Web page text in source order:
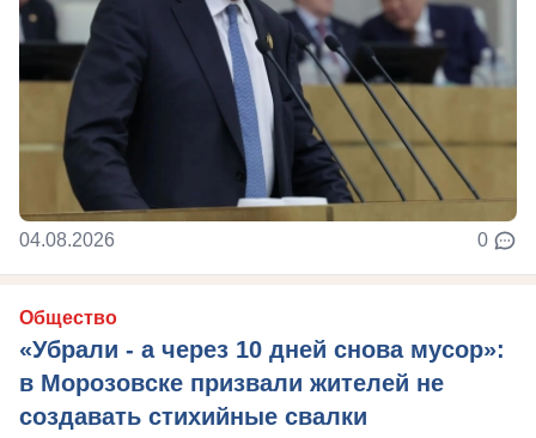
04.08.2026 0
Общество
«Убрали - а через 10 дней снова мусор»:
в Морозовске призвали жителей не
создавать стихийные свалки